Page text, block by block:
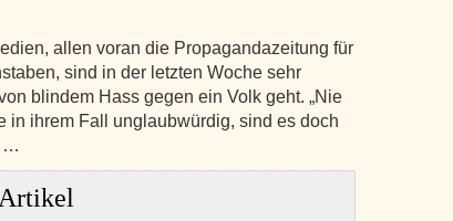
allen voran die Propagandazeitung für
sind in der letzten Woche sehr
blindem Hass gegen ein Volk geht. „Nie
in ihrem Fall unglaubwürdig, sind es doch
…